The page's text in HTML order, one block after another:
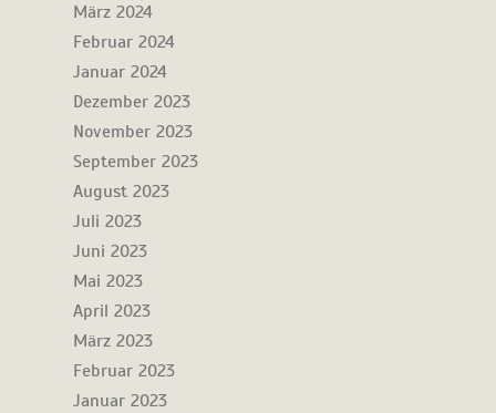
März 2024
Februar 2024
Januar 2024
Dezember 2023
November 2023
September 2023
August 2023
Juli 2023
Juni 2023
Mai 2023
April 2023
März 2023
Februar 2023
Januar 2023